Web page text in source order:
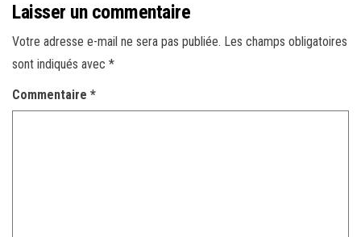
Laisser un commentaire
Votre adresse e-mail ne sera pas publiée. Les champs obligatoires
sont indiqués avec *
Commentaire *